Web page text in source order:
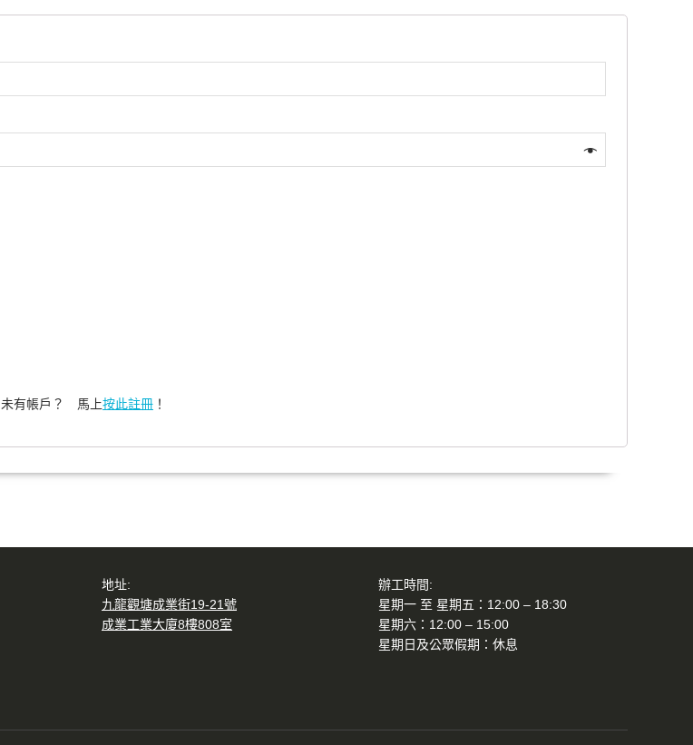
未有帳戶？ 馬上按此註冊 ！
地址:
九龍觀塘成業街19-21號
成業工業大廈8樓808室
辦工時間:
星期一 至 星期五：12:00 – 18:30
星期六：12:00 – 15:00
星期日及公眾假期：休息